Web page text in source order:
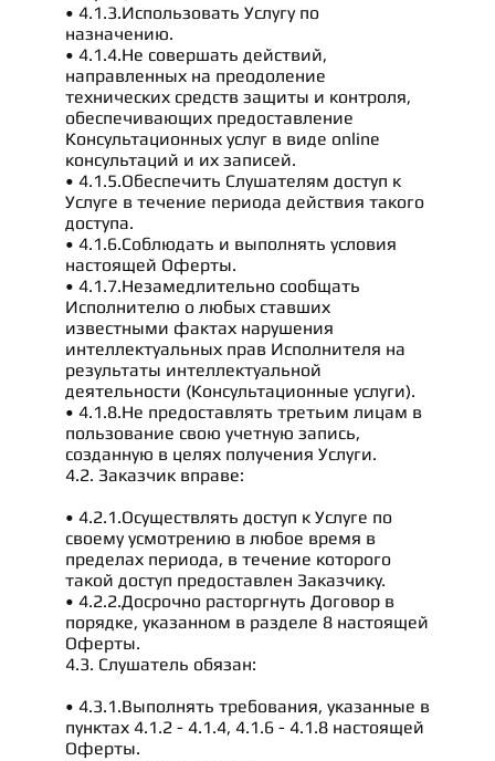
• 4.1.3.Использовать Услугу по
назначению.
• 4.1.4.Не совершать действий,
направленных на преодоление
технических средств защиты и контроля,
обеспечивающих предоставление
Консультационных услуг в виде online
консультаций и их записей.
• 4.1.5.Обеспечить Слушателям доступ к
Услуге в течение периода действия такого
доступа.
• 4.1.6.Соблюдать и выполнять условия
настоящей Оферты.
• 4.1.7.Незамедлительно сообщать
Исполнителю о любых ставших
известными фактах нарушения
интеллектуальных прав Исполнителя на
результаты интеллектуальной
деятельности (Консультационные услуги).
• 4.1.8.Не предоставлять третьим лицам в
пользование свою учетную запись,
созданную в целях получения Услуги.
4.2. Заказчик вправе:
• 4.2.1.Осуществлять доступ к Услуге по
своему усмотрению в любое время в
пределах периода, в течение которого
такой доступ предоставлен Заказчику.
• 4.2.2.Досрочно расторгнуть Договор в
порядке, указанном в разделе 8 настоящей
Оферты.
4.3. Слушатель обязан:
• 4.3.1.Выполнять требования, указанные в
пунктах 4.1.2 - 4.1.4, 4.1.6 - 4.1.8 настоящей
Оферты.